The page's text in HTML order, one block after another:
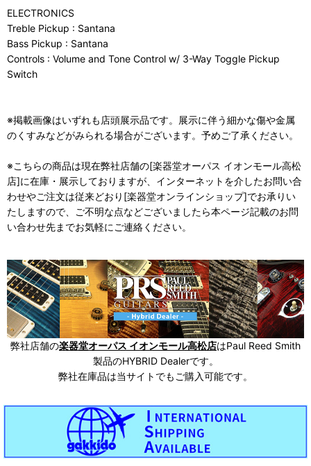
ELECTRONICS
Treble Pickup : Santana
Bass Pickup : Santana
Controls : Volume and Tone Control w/ 3-Way Toggle Pickup
Switch
※掲載画像はいずれも店頭展示品です。展示に伴う細かな傷や金属
のくすみなどがみられる場合がございます。予めご了承ください。
※こちらの商品は現在弊社店舗の[楽器堂オーパス イオンモール高松
店]に在庫・展示しておりますが、インターネットを介したお問い合
わせやご注文は従来どおり[楽器堂オンラインショップ]でお承りい
たしますので、ご不明な点などございましたら本ページ記載のお問
い合わせ先までお気軽にご連絡ください。
弊社店舗の楽器堂オーパス イオンモール高松店はPaul Reed Smith
製品のHYBRID Dealerです。
弊社在庫品は当サイトでもご購入可能です。